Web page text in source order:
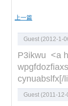
上一篇
Guest (2012-1-
P3ikwu <a
cynuabslfx[/
Guest (2011-